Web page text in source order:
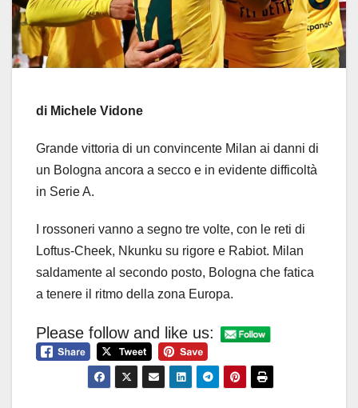
di Michele Vidone
Grande vittoria di un convincente Milan ai danni di
un Bologna ancora a secco e in evidente difficoltà
in Serie A.
I rossoneri vanno a segno tre volte, con le reti di
Loftus-Cheek, Nkunku su rigore e Rabiot. Milan
saldamente al secondo posto, Bologna che fatica
a tenere il ritmo della zona Europa.
Please follow and like us: